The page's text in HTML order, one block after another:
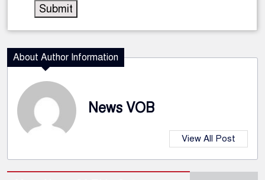
About Author Information
News VOB
View All Post